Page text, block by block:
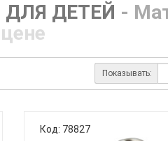
ДЕТЕЙ -
Показывать:
Код: 78827